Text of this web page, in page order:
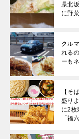
県北
に野
クル
れる
ーも
【そ
盛り
に2枚
「福